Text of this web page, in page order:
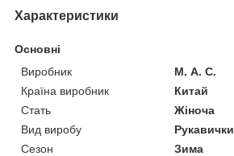
Характеристики
Основні
Виробник
М. А. С.
Країна виробник
Китай
Стать
Жіноча
Вид виробу
Рукавички
Сезон
Зима